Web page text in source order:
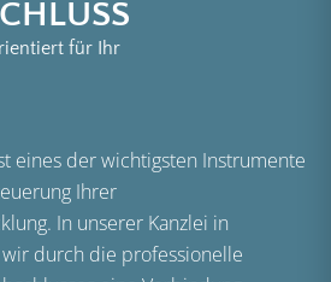
für Ihr
eines der wichtigsten Instrumente
Ihrer
In unserer Kanzlei in
durch die professionelle